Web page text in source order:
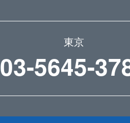
東京
03-5645-